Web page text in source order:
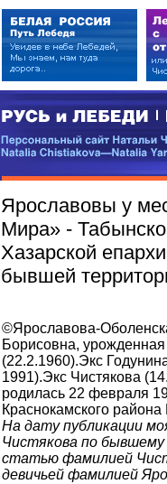
РУСЬ и ЛЕБЕДИ | RUSI —
Персональный сайт Натальи
Ярославовы у
Мира» -
Хазарской
бывшей
©Ярославова-
Борисовна,
(22.2.1960).Экс
1991).Экс Чистякова
родилась 22 февраля
Краснокамского
На дату публикации
Чистякова по бывшему
статью фамилией
девичьей фамилией